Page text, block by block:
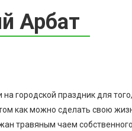
Арбат
городской праздник для
как можно сделать свою
травяным чаем